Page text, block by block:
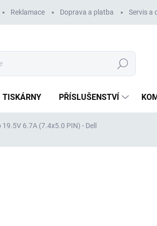
Reklamace Doprava a platba Servis a
Hledat
TISKÁRNY PŘÍSLUŠENSTVÍ
6.7A (7.4x5.0 PIN) - Dell